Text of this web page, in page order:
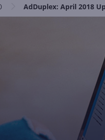
AdDuplex: April 2018